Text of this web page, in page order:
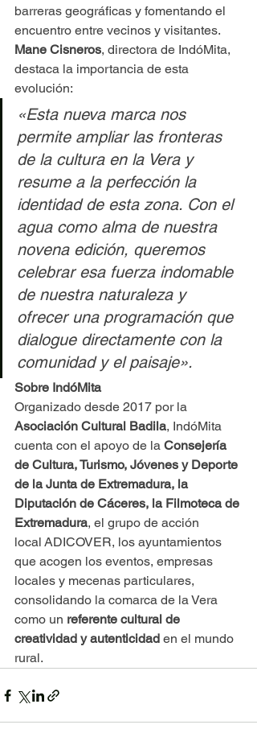
barreras geográficas y fomentando el
encuentro entre vecinos y visitantes.
Mane Cisneros, directora de IndóMita,
destaca la importancia de esta
evolución:
«Esta nueva marca nos
permite ampliar las fronteras
de la cultura en la Vera y
resume a la perfección la
identidad de esta zona. Con el
agua como alma de nuestra
novena edición, queremos
celebrar esa fuerza indomable
de nuestra naturaleza y
ofrecer una programación que
dialogue directamente con la
comunidad y el paisaje».
Sobre IndóMita
Organizado desde 2017 por la
Asociación Cultural Badila, IndóMita
cuenta con el apoyo de la Consejería
de Cultura, Turismo, Jóvenes y Deporte
de la Junta de Extremadura, la
Diputación de Cáceres, la Filmoteca de
Extremadura, el grupo de acción
local ADICOVER, los ayuntamientos
que acogen los eventos, empresas
locales y mecenas particulares,
consolidando la comarca de la Vera
como un referente cultural de
creatividad y autenticidad en el mundo
rural.